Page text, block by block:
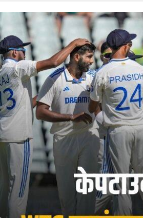
हॅलो गेस्ट
पर्सनल कार्नर
टॉप